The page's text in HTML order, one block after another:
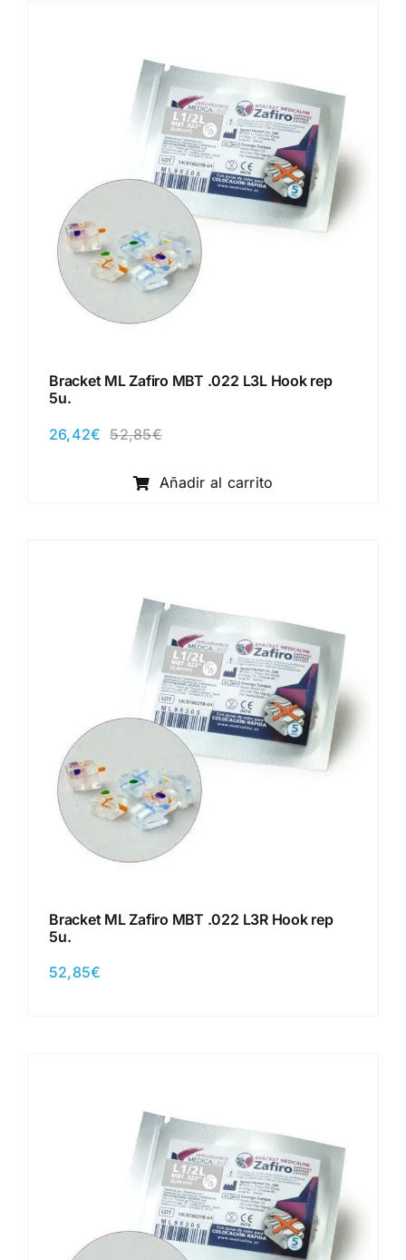
Bracket ML Zafiro MBT .022 L3L Hook rep
5u.
52,85€El
original
era:
26,42€
El
actual
es:
Añadir al carrito
Bracket ML Zafiro MBT .022 L3R Hook rep
5u.
52,85€